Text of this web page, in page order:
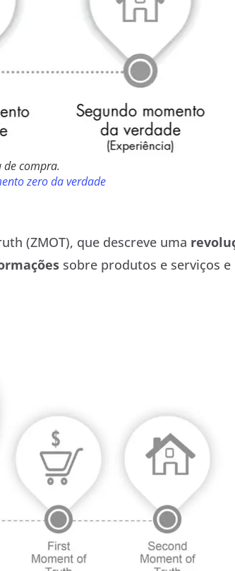
compra.
zero da verdade
(ZMOT), que descreve uma
sobre produtos e serviços e